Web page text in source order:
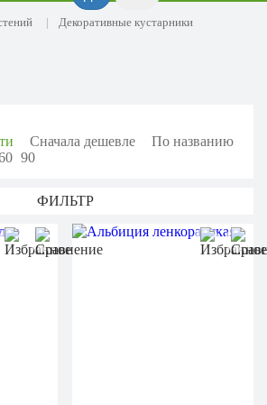
Декоративные кустарники
Сначала дешевле
По названию
90
ФИЛЬТР